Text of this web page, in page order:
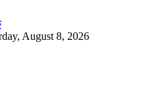
August 8, 2026